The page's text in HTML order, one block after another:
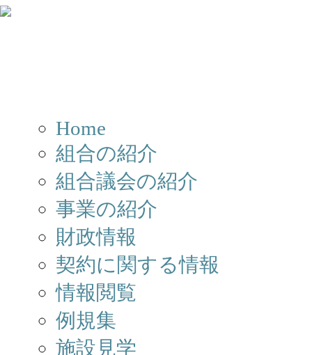
Home
組合の紹介
組合議会の紹介
事業の紹介
財政情報
契約に関する情報
情報閲覧
例規集
施設見学